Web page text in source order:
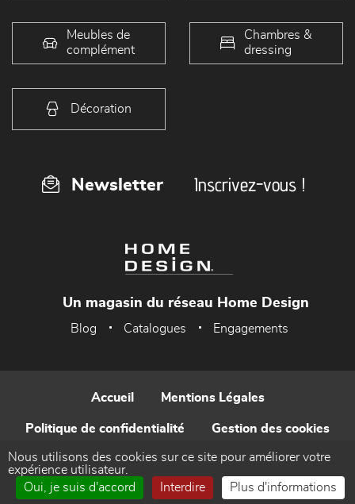
Meubles de
complément
Chambres &
dressing
Décoration
Newsletter Inscrivez-vous !
Un magasin du réseau Home Design
Blog Catalogues Engagements
Accueil Mentions Légales
Politique de confidentialité Gestion des cookies
Contact
Nous utilisons des cookies sur ce site pour améliorer votre
expérience utilisateur.
Oui, je suis d'accord
Interdire Plus d'informations